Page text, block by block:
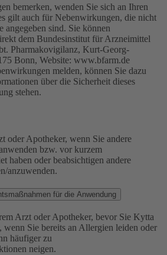
bemerken, wenden Sie sich an Ihren
gilt auch für Nebenwirkungen, die nicht
angegeben sind. Sie können
dem Bundesinstitut für Arzneimittel
Pharmakovigilanz, Kurt-Georg-
Bonn, Website: www.bfarm.de
melden, können Sie dazu
über die Sicherheit dieses
stehen.
oder Apotheker, wenn Sie andere
bzw. vor kurzem
haben oder beabsichtigen andere
anzuwenden.
für die Anwendung
Arzt oder Apotheker, bevor Sie Kytta
wenn Sie bereits an Allergien leiden oder
häufiger zu
neigen.